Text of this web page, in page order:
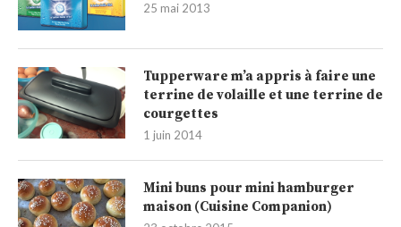
25 mai 2013
Tupperware m’a appris à faire une
terrine de volaille et une terrine de
courgettes
1 juin 2014
Mini buns pour mini hamburger
maison (Cuisine Companion)